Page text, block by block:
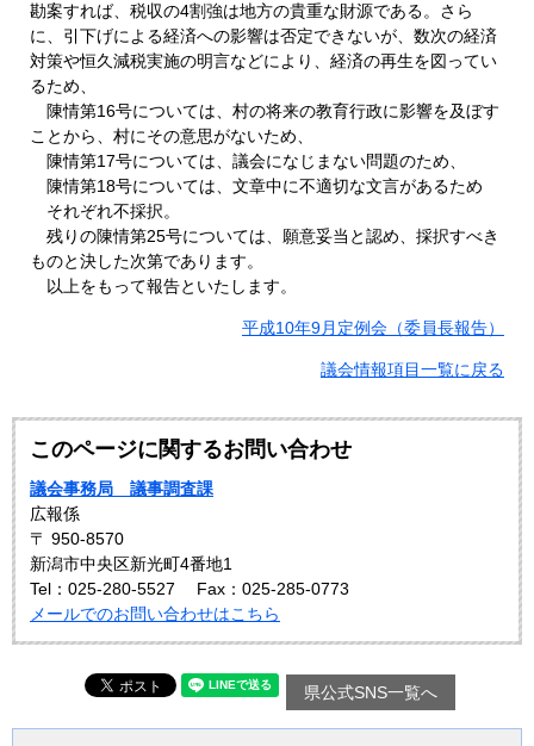
勘案すれば、税収の4割強は地方の貴重な財源である。さら
に、引下げによる経済への影響は否定できないが、数次の経済
対策や恒久減税実施の明言などにより、経済の再生を図ってい
るため、
陳情第16号については、村の将来の教育行政に影響を及ぼす
ことから、村にその意思がないため、
陳情第17号については、議会になじまない問題のため、
陳情第18号については、文章中に不適切な文言があるため
それぞれ不採択。
残りの陳情第25号については、願意妥当と認め、採択すべき
ものと決した次第であります。
以上をもって報告といたします。
平成10年9月定例会（委員長報告）
議会情報項目一覧に戻る
このページに関するお問い合わせ
議会事務局 議事調査課
広報係
〒 950-8570
新潟市中央区新光町4番地1
Tel：025-280-5527
Fax：025-285-0773
メールでのお問い合わせはこちら
県公式SNS一覧へ